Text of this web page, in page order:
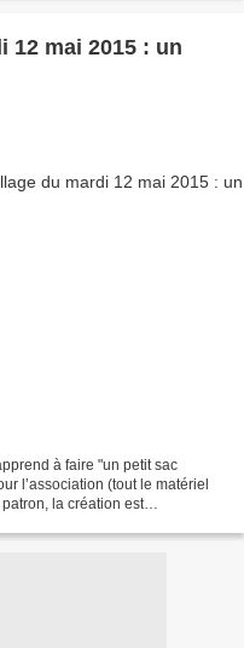
12 mai 2015 : un
à faire "un petit sac
l’association (tout le matériel
la création est